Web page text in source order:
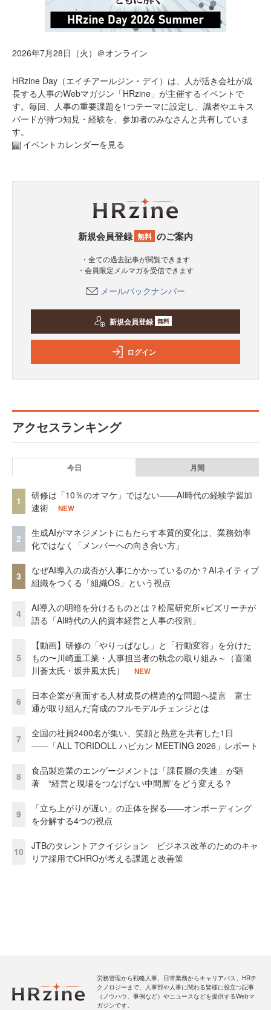
2026年7月28日（火）＠オンライン
HRzine Day（エイチアールジン・デイ）は、人が活き会社が成
長する人事のWebマガジン「HRzine」が主催するイベントで
す。毎回、人事の重要課題を1つテーマに設定し、識者やエキス
パードが持つ知見・経験を、参加者のみなさんと共有していま
す。
イベントカレンダーを見る
新規会員登録 無料 のご案内
・全ての過去記事が閲覧できます
・会員限定メルマガを受信できます
メールバックナンバー
新規会員登録 無料
ログイン
アクセスランキング
今日 月間
1
研修は「10％のオマケ」ではない——AI時代の経験学習加
速術
NEW
2
生成AIがマネジメントにもたらす本質的変化は、業務効率
化ではなく「メンバーへの向き合い方」
3
なぜAI導入の成否が人事にかかっているのか？AIネイティブ
組織をつくる「組織OS」という視点
4
AI導入の明暗を分けるものとは？松尾研究所×ビズリーチが
語る「AI時代の人的資本経営と人事の役割」
5
【動画】研修の「やりっぱなし」と「行動変容」を分けた
もの〜川崎重工業・人事担当者の執念の取り組み～（喜瀬
川蒼太氏・坂井風太氏）
NEW
6
日本企業が直面する人材成長の構造的な問題へ提言 富士
通が取り組んだ育成のフルモデルチェンジとは
7
全国の社員2400名が集い、笑顔と熱意を共有した1日
――「ALL TORIDOLL ハピカン MEETING 2026」レポート
8
食品製造業のエンゲージメントは「課長層の失速」が顕
著 “経営と現場をつなげない中間層”をどう変える？
9
「立ち上がりが遅い」の正体を探る——オンボーディング
を分解する4つの視点
10
JTBのタレントアクイジション ビジネス改革のためのキャ
リア採用でCHROが考える課題と改善策
労務管理から戦略人事、日常業務からキャリアパス、HRテ
クノロジーまで、人事部や人事に関わる皆様に役立つ記事
（ノウハウ、事例など）やニュースなどを提供するWebマ
ガジンです。